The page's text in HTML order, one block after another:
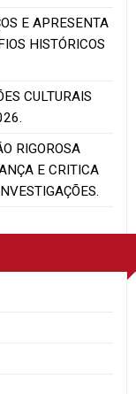
E APRESENTA
HISTÓRICOS
CULTURAIS
RIGOROSA
E CRITICA